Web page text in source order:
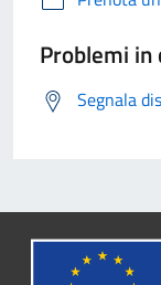
Problemi
Segnala